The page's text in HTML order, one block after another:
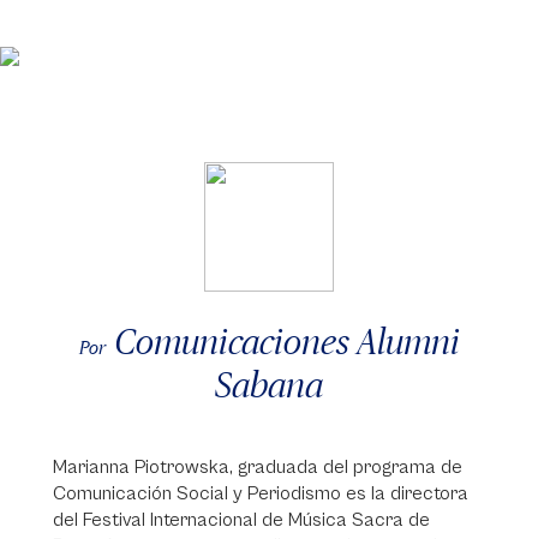
Por Comunicaciones Alumni
Sabana
Marianna Piotrowska, graduada del programa de
Comunicación Social y Periodismo es la directora
del Festival Internacional de Música Sacra de